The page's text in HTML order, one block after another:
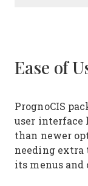
Ease of
PrognoCIS
user interface
than newer
needing
its menus and